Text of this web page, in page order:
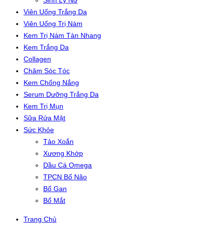
Viên Uống Trắng Da
Viên Uống Trị Nám
Kem Trị Nám Tàn Nhang
Kem Trắng Da
Collagen
Chăm Sóc Tóc
Kem Chống Nắng
Serum Dưỡng Trắng Da
Kem Trị Mụn
Sữa Rửa Mặt
Sức Khỏe
Tảo Xoắn
Xương Khớp
Dầu Cá Omega
TPCN Bổ Não
Bổ Gan
Bổ Mắt
Trang Chủ